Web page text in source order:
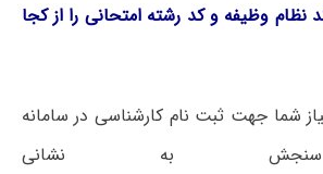
وظیفه و کد رشته امتحانی را از کجا
شما جهت ثبت نام کارشناسی در سامانه
سنجش به نشانی